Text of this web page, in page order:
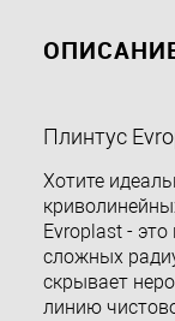
Плинтус
Хотите
Evroplast -
сложных
скрывает
линию